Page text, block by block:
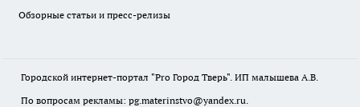
Обзорные статьи и пресс-релизы
Городской интернет-портал "Pro Город Тверь". ИП малышева А.В.
По вопросам рекламы: pg.materinstvo@yandex.ru.